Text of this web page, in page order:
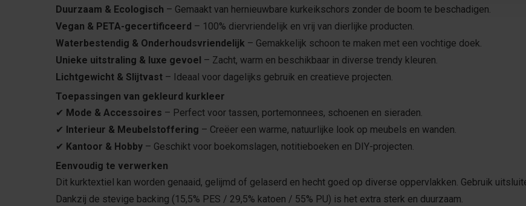
Duurzaam & Ecologisch – Gemaakt van hernieuwbare kurkeikschors zonder de boom te beschadigen.
Vegan & PETA-gecertificeerd – 100% diervriendelijk en vrij van dierlijke producten.
Waterbestendig & Onderhoudsvriendelijk – Gemakkelijk schoon te maken met een vochtige doek.
Unieke uitstraling & luxe gevoel – Zacht, warm en beschikbaar in diverse trendy kleuren.
Lichtgewicht & Slijtvast – Ideaal voor dagelijks gebruik en creatieve projecten.
Toepassingen van gekleurd kurkleer
✔ Mode & Accessoires – Perfect voor tassen, portemonnees, schoenen en sieraden.
✔ Interieur & Meubelstoffering – Creëer een warme, natuurlijke look op meubels en wanden.
✔ Kantoor & Hobby – Geschikt voor boekomslagen, notitieboeken en DIY-projecten.
Eenvoudig te verwerken
Dit kurktextiel kan worden genaaid, gelijmd of gelaserd en hecht goed op diverse oppervlakken. Gebruik
Dankzij de stevige backing (15,5% PES / 29,5% katoen / 55% PU) is het extra sterk en duurzaam.